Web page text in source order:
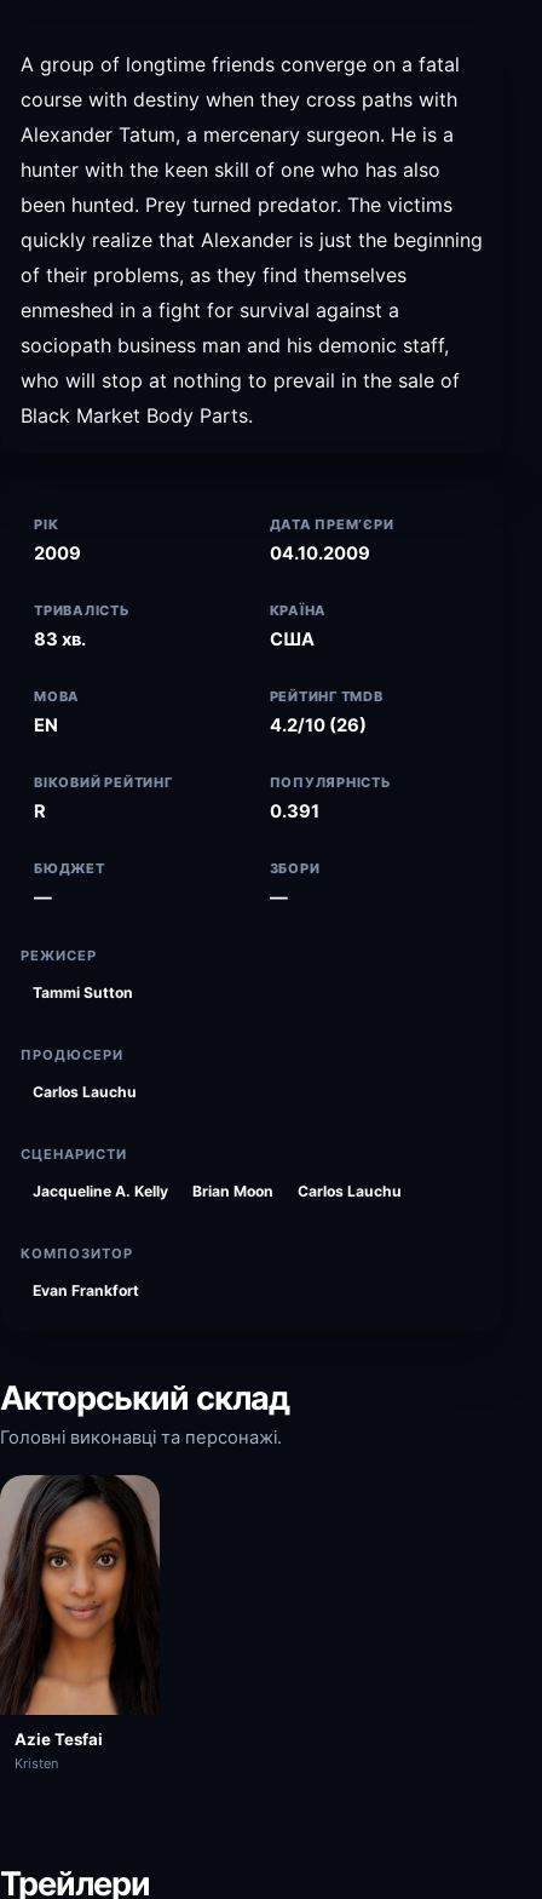
A group of longtime friends converge on a fatal
course with destiny when they cross paths with
Alexander Tatum, a mercenary surgeon. He is a
hunter with the keen skill of one who has also
been hunted. Prey turned predator. The victims
quickly realize that Alexander is just the beginning
of their problems, as they find themselves
enmeshed in a fight for survival against a
sociopath business man and his demonic staff,
who will stop at nothing to prevail in the sale of
Black Market Body Parts.
РІК
2009
ДАТА ПРЕМ’ЄРИ
04.10.2009
ТРИВАЛІСТЬ
83 хв.
КРАЇНА
США
МОВА
EN
РЕЙТИНГ TMDB
4.2/10 (26)
ВІКОВИЙ РЕЙТИНГ
R
ПОПУЛЯРНІСТЬ
0.391
БЮДЖЕТ
—
ЗБОРИ
—
РЕЖИСЕР
Tammi Sutton
ПРОДЮСЕРИ
Carlos Lauchu
СЦЕНАРИСТИ
Jacqueline A. Kelly Brian Moon Carlos Lauchu
КОМПОЗИТОР
Evan Frankfort
Акторський склад
Головні виконавці та персонажі.
Azie Tesfai
Kristen
Трейлери